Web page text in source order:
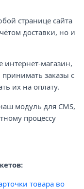
странице сайта
доставки, но и
интернет-магазин,
заказы с
их на оплату.
модуль для CMS,
процессу
товара во